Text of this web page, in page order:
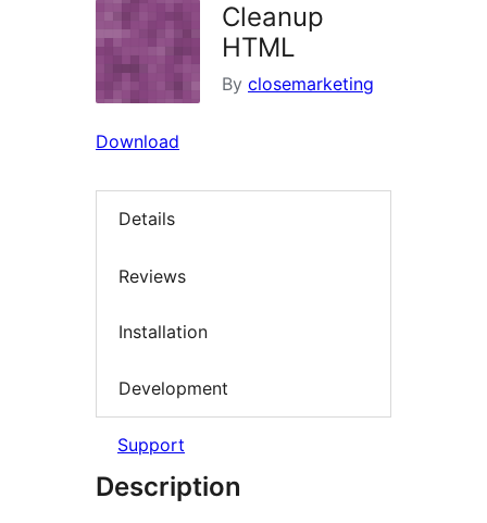
Cleanup
HTML
By closemarketing
Download
Details
Reviews
Installation
Development
Support
Description